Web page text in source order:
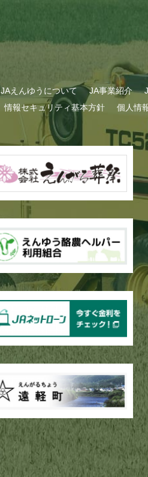
甜菜の播種作業が始まりました
ブロッコリー播種作業が行われ
JAえんゆうについて JA事業紹介
情報セキュリティ基本方針
個人情